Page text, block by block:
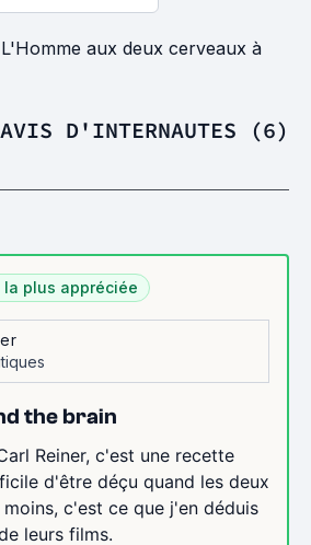
aux deux cerveaux à
D'INTERNAUTES (6)
plus appréciée
the brain
Reiner, c'est une recette
d'être déçu quand les deux
c'est ce que j'en déduis
leurs films.